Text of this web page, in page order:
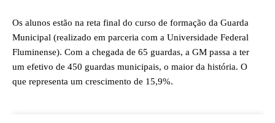
Os alunos estão na reta final do curso de formação da Guarda
Municipal (realizado em parceria com a Universidade Federal
Fluminense). Com a chegada de 65 guardas, a GM passa a ter
um efetivo de 450 guardas municipais, o maior da história. O
que representa um crescimento de 15,9%.